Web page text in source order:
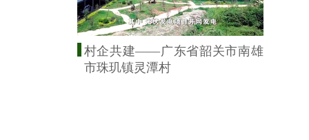
村企共建——广东省韶关市南雄
市珠玑镇灵潭村